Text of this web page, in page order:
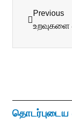
Previous
தொடர்புடைய